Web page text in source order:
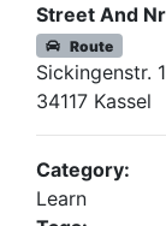
Street And
Route
Sickingenstr.
34117 Kassel
Category:
Learn